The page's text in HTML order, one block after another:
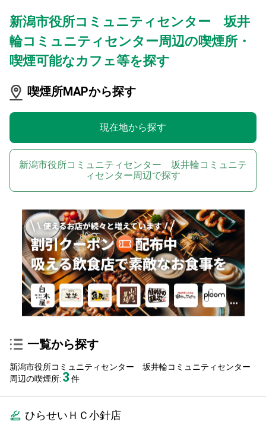
新潟市役所コミュニティセンター 坂井
輪コミュニティセンター周辺の喫煙所・
喫煙可能なカフェ等を探す
喫煙所MAPから探す
現在地から探す
新潟市役所コミュニティセンター 坂井輪コミュニテ
ィセンター周辺で探す
一覧から探す
新潟市役所コミュニティセンター 坂井輪コミュニティセンター
周辺の喫煙所: 3 件
ひらせいＨＣ小針店